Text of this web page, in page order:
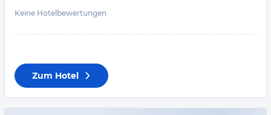
Keine Hotelbewertungen
Zum Hotel